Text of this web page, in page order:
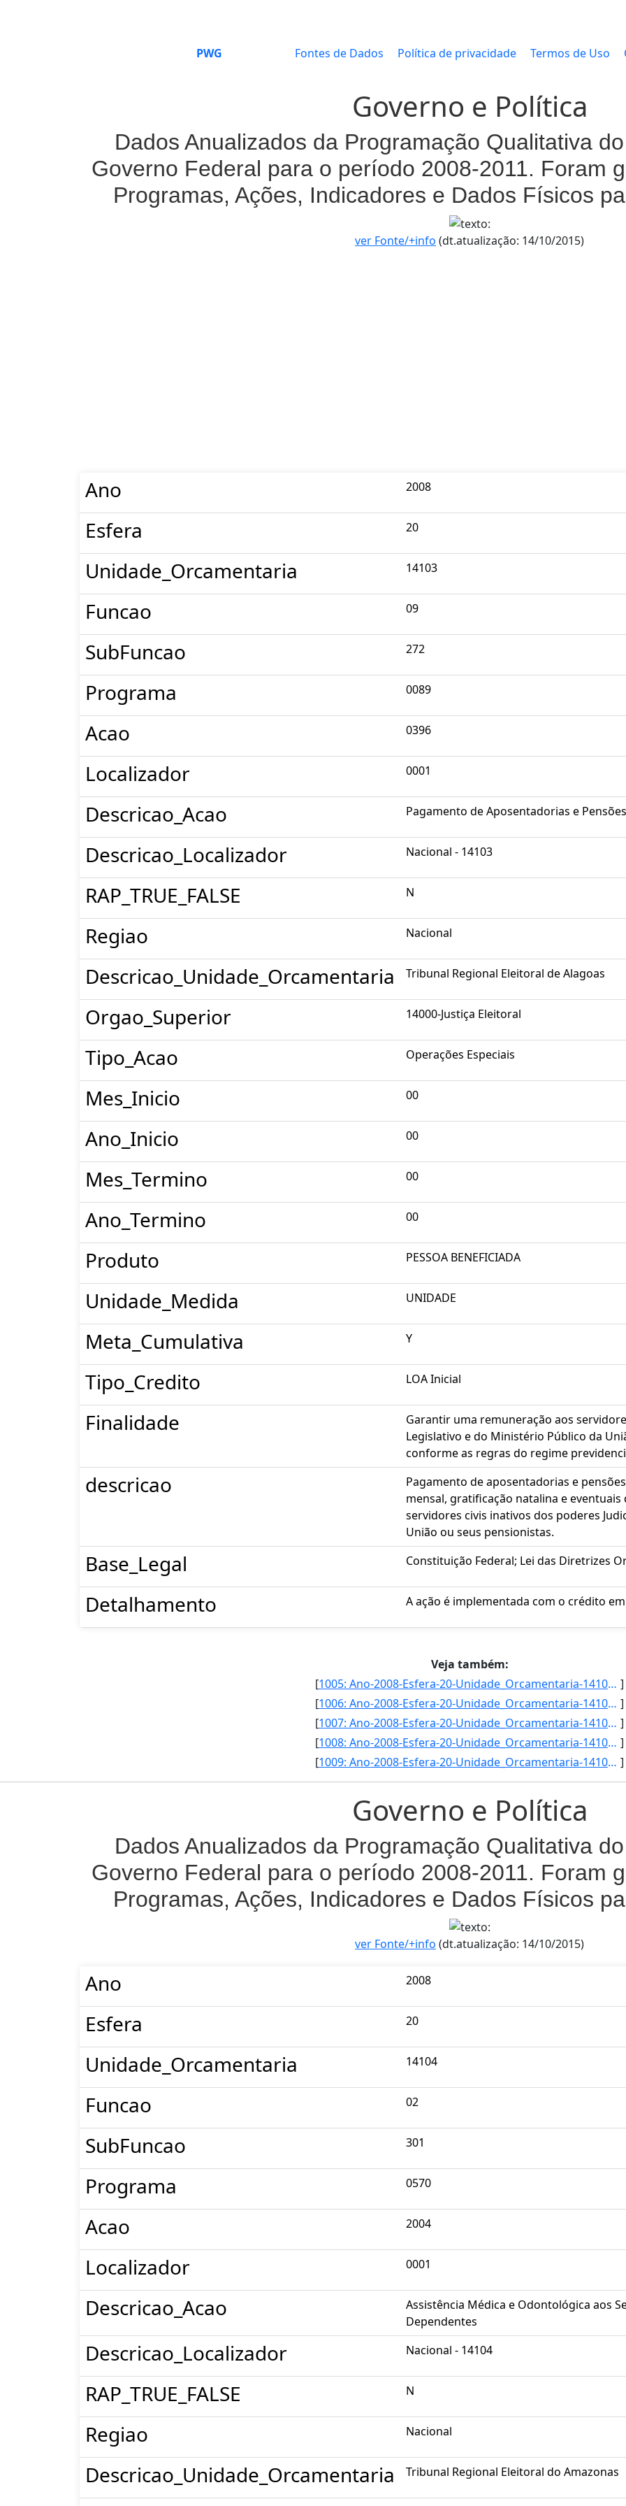
PWG Fontes de Dados Política de privacidade Termos de Uso
Governo e Política
Dados Anualizados da Programação Qualitativa
Governo Federal para o período 2008-2011. Foram
Programas, Ações, Indicadores e Dados Físicos
ver Fonte/+info (dt.atualização: 14/10/2015)
Ano 2008
Esfera 20
Unidade_Orcamentaria 14103
Funcao 09
SubFuncao 272
Programa 0089
Acao 0396
Localizador 0001
Descricao_Acao Pagamento de Aposentadorias e Pensões
Descricao_Localizador Nacional - 14103
RAP_TRUE_FALSE N
Regiao Nacional
Descricao_Unidade_Orcamentaria Tribunal Regional Eleitoral de Alagoas
Orgao_Superior 14000-Justiça Eleitoral
Tipo_Acao Operações Especiais
Mes_Inicio 00
Ano_Inicio 00
Mes_Termino 00
Ano_Termino 00
Produto PESSOA BENEFICIADA
Unidade_Medida UNIDADE
Meta_Cumulativa Y
Tipo_Credito LOA Inicial
Finalidade
Garantir uma remuneração aos
Legislativo e do Ministério Público da
conforme as regras do regime
descricao
Pagamento de aposentadorias e
mensal, gratificação natalina e
servidores civis inativos dos poderes
União ou seus pensionistas.
Base_Legal Constituição Federal; Lei das Diretrizes
Detalhamento A ação é implementada com o crédito
Veja também:
[
1005: Ano-2008-Esfera-20-Unidade_Orcamentaria-14104-Funcao-02-SubFuncao-301-Programa-0570-Acao-2004-Locali] ]
[
1006: Ano-2008-Esfera-20-Unidade_Orcamentaria-14104-Funcao-02-SubFuncao-301-Programa-0570-Acao-2004-Locali] ]
[
1007: Ano-2008-Esfera-20-Unidade_Orcamentaria-14104-Funcao-09-SubFuncao-272-Programa-0089-Acao-0396-Locali] ]
[
1008: Ano-2008-Esfera-20-Unidade_Orcamentaria-14105-Funcao-02-SubFuncao-301-Programa-0570-Acao-2004-Locali] ]
[
1009: Ano-2008-Esfera-20-Unidade_Orcamentaria-14105-Funcao-09-SubFuncao-272-Programa-0089-Acao-0396-Locali] ]
Governo e Política
Dados Anualizados da Programação Qualitativa
Governo Federal para o período 2008-2011. Foram
Programas, Ações, Indicadores e Dados Físicos
ver Fonte/+info (dt.atualização: 14/10/2015)
Ano 2008
Esfera 20
Unidade_Orcamentaria 14104
Funcao 02
SubFuncao 301
Programa 0570
Acao 2004
Localizador 0001
Descricao_Acao
Assistência Médica e Odontológica aos
Dependentes
Descricao_Localizador Nacional - 14104
RAP_TRUE_FALSE N
Regiao Nacional
Descricao_Unidade_Orcamentaria Tribunal Regional Eleitoral do Amazonas